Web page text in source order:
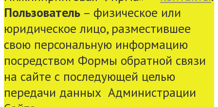
Пользователь – физическое или
юридическое лицо, разместившее
свою персональную информацию
посредством Формы обратной связи
на сайте с последующей целью
передачи данных Администрации